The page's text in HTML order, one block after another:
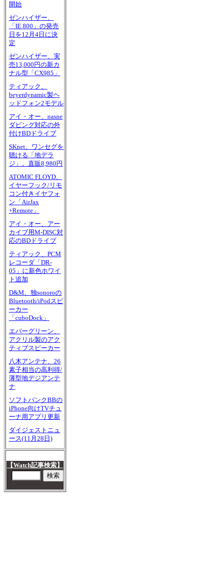
開始
ゼンハイザー、
「IE 800」の発売
日を12月4日に決
定
ゼンハイザー、実
売13,000円の新カ
ナル型「CX985」
ティアック、
beyerdynamic製ヘ
ッドフォン2モデル
アイ・オー、nasne
ダビング対応の外
付けBDドライブ
SKnet、ワンセグを
聴ける「地デラ
ジ」。直販8,980円
ATOMIC FLOYD、
イヤーフック/リモ
コン付きイヤフォ
ン「AirJax
+Remote」
アイ・オー、アー
カイブ用M-DISC対
応のBDドライブ
ティアック、PCM
レコーダ「DR-
05」に新色ホワイ
ト追加
D&M、独sonoroの
Bluetooth/iPodスピ
ーカー
「cuboDock」
エバーグリーン、
アクリル製のアク
ティブスピーカー
八木アンテナ、26
素子相当の高利得/
薄型地デジアンテ
ナ
ソフトバンクBBの
iPhone向けTVチュ
ーナ用アプリ更新
ダイジェストニュ
ース(11月28日)
【Watch記事検索】